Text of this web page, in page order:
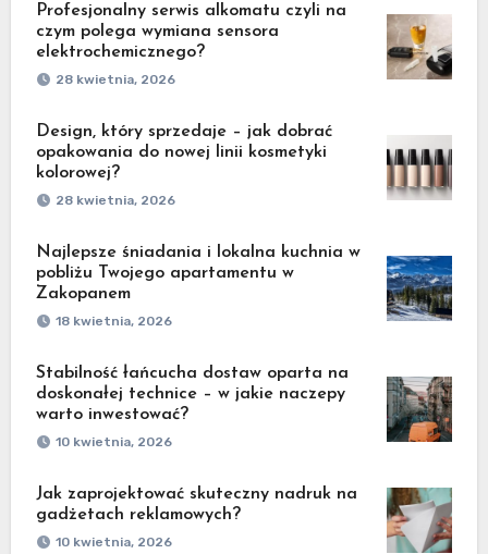
Profesjonalny serwis alkomatu czyli na
czym polega wymiana sensora
elektrochemicznego?
28 kwietnia, 2026
Design, który sprzedaje – jak dobrać
opakowania do nowej linii kosmetyki
kolorowej?
28 kwietnia, 2026
Najlepsze śniadania i lokalna kuchnia w
pobliżu Twojego apartamentu w
Zakopanem
18 kwietnia, 2026
Stabilność łańcucha dostaw oparta na
doskonałej technice – w jakie naczepy
warto inwestować?
10 kwietnia, 2026
Jak zaprojektować skuteczny nadruk na
gadżetach reklamowych?
10 kwietnia, 2026